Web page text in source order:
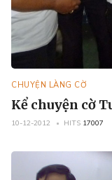
CHUYỆN LÀNG CỜ
Kể chuyện cờ
10-12-2012 HITS 17007